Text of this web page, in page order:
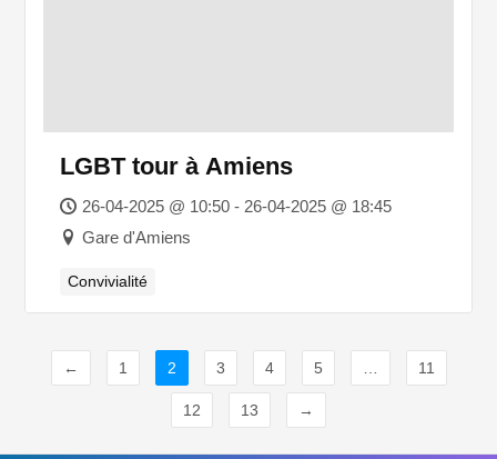
LGBT tour à Amiens
26-04-2025 @ 10:50 - 26-04-2025 @ 18:45
Gare d'Amiens
Convivialité
← 1 2 3 4 5 11
12 13 →